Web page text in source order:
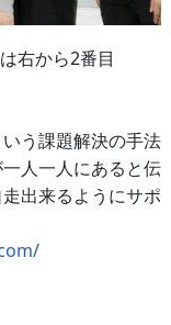
右から2番目
う課題解決の手法
人一人にあると伝
出来るようにサポ